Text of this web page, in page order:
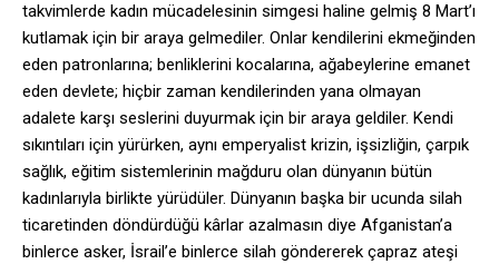
takvimlerde kadın mücadelesinin simgesi haline gelmiş 8 Mart’ı
kutlamak için bir araya gelmediler. Onlar kendilerini ekmeğinden
eden patronlarına; benliklerini kocalarına, ağabeylerine emanet
eden devlete; hiçbir zaman kendilerinden yana olmayan
adalete karşı seslerini duyurmak için bir araya geldiler. Kendi
sıkıntıları için yürürken, aynı emperyalist krizin, işsizliğin, çarpık
sağlık, eğitim sistemlerinin mağduru olan dünyanın bütün
kadınlarıyla birlikte yürüdüler. Dünyanın başka bir ucunda silah
ticaretinden döndürdüğü kârlar azalmasın diye Afganistan’a
binlerce asker, İsrail’e binlerce silah göndererek çapraz ateşi